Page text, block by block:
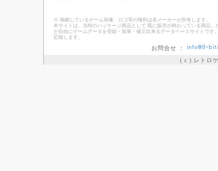
※ 掲載しているゲーム画像、ロゴ等の権利は各メーカーが所有します。
本サイトは、当時のパッケージ商品として 既に販売が終わっている商品
が自由にゲームデータを登録・加筆・修正出来るデータベースサイトで
応致します。
お問合せ ：
( c ) レトロ